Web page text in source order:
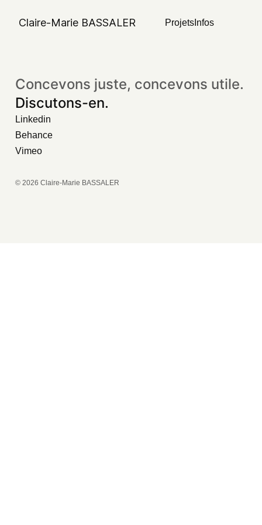
Claire-Marie BASSALER Projets Infos
category or search term.
Concevons juste, concevons utile.
Discutons-en.
Linkedin
Behance
Vimeo
© 2026 Claire-Marie BASSALER